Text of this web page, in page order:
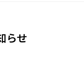
らせ